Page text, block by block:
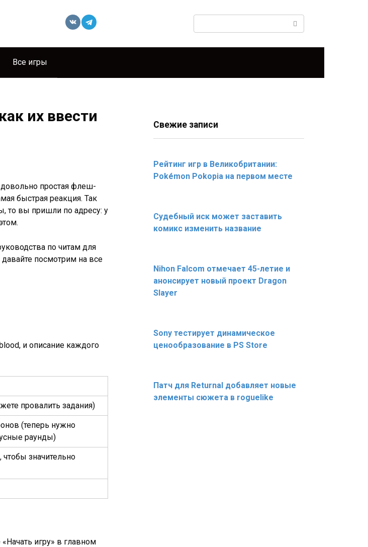
Все игры
их ввести
довольно простая флеш-
быстрая реакция. Так
то вы пришли по адресу: у
по читам для
давайте посмотрим на все
и описание каждого
провалить задания)
(теперь нужно
раунды)
значительно
игру» в главном
Свежие записи
Рейтинг игр в Великобритании:
Pokémon Pokopia на первом месте
Судебный иск может заставить
комикс изменить название
Nihon Falcom отмечает 45-летие и
анонсирует новый проект Dragon
Slayer
Sony тестирует динамическое
ценообразование в PS Store
Патч для Returnal добавляет новые
элементы сюжета в roguelike